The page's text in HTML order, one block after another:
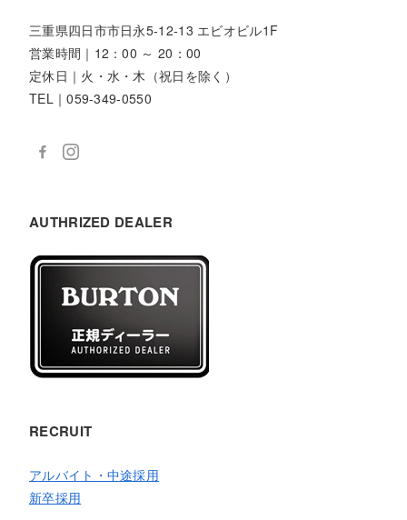
三重県四日市市日永5-12-13 エビオビル1F
営業時間｜12：00 ～ 20：00
定休日｜火・水・木（祝日を除く）
TEL｜059-349-0550
AUTHRIZED DEALER
RECRUIT
アルバイト・中途採用
新卒採用